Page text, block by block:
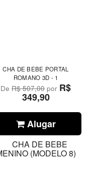
CHA DE BEBE PORTAL
ROMANO 3D - 1
DeR$ 507,00 por R$
349,90
Alugar